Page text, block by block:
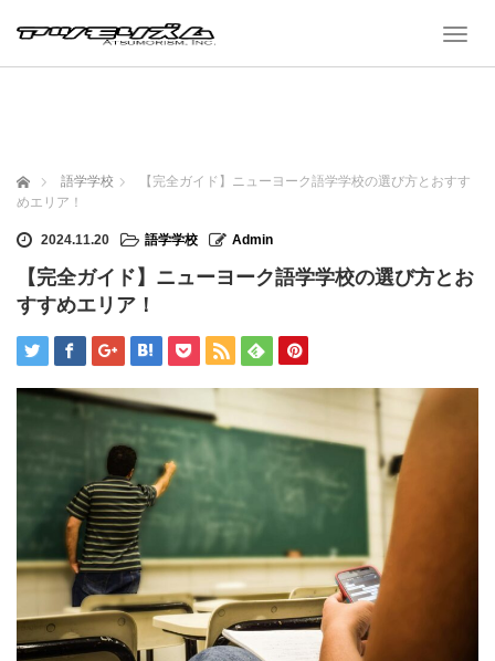
T
g
i
ホーム 語学学校
【完全ガイド】ニューヨーク語学学校の選び方とおすす
めエリア！
2024.11.20 語学学校 Admin
【完全ガイド】ニューヨーク語学学校の選び方とお
すすめエリア！